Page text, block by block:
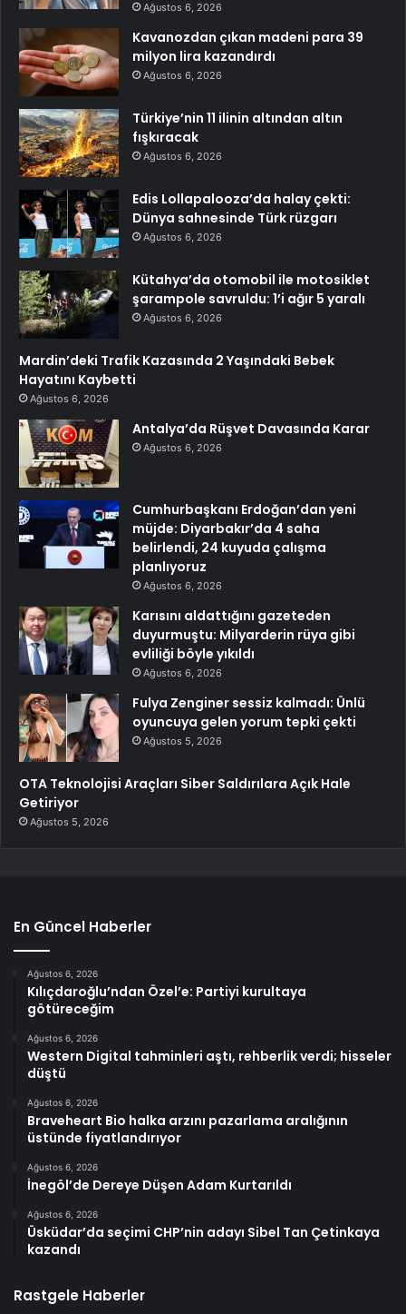
Ağustos 6, 2026
Kavanozdan çıkan madeni para 39
milyon lira kazandırdı
Ağustos 6, 2026
Türkiye’nin 11 ilinin altından altın
fışkıracak
Ağustos 6, 2026
Edis Lollapalooza’da halay çekti:
Dünya sahnesinde Türk rüzgarı
Ağustos 6, 2026
Kütahya’da otomobil ile motosiklet
şarampole savruldu: 1’i ağır 5 yaralı
Ağustos 6, 2026
Mardin’deki Trafik Kazasında 2 Yaşındaki Bebek
Hayatını Kaybetti
Ağustos 6, 2026
Antalya’da Rüşvet Davasında Karar
Ağustos 6, 2026
Cumhurbaşkanı Erdoğan’dan yeni
müjde: Diyarbakır’da 4 saha
belirlendi, 24 kuyuda çalışma
planlıyoruz
Ağustos 6, 2026
Karısını aldattığını gazeteden
duyurmuştu: Milyarderin rüya gibi
evliliği böyle yıkıldı
Ağustos 6, 2026
Fulya Zenginer sessiz kalmadı: Ünlü
oyuncuya gelen yorum tepki çekti
Ağustos 5, 2026
OTA Teknolojisi Araçları Siber Saldırılara Açık Hale
Getiriyor
Ağustos 5, 2026
En Güncel Haberler
Ağustos 6, 2026
Kılıçdaroğlu’ndan Özel’e: Partiyi kurultaya
götüreceğim
Ağustos 6, 2026
Western Digital tahminleri aştı, rehberlik verdi; hisseler
düştü
Ağustos 6, 2026
Braveheart Bio halka arzını pazarlama aralığının
üstünde fiyatlandırıyor
Ağustos 6, 2026
İnegöl’de Dereye Düşen Adam Kurtarıldı
Ağustos 6, 2026
Üsküdar’da seçimi CHP’nin adayı Sibel Tan Çetinkaya
kazandı
Rastgele Haberler